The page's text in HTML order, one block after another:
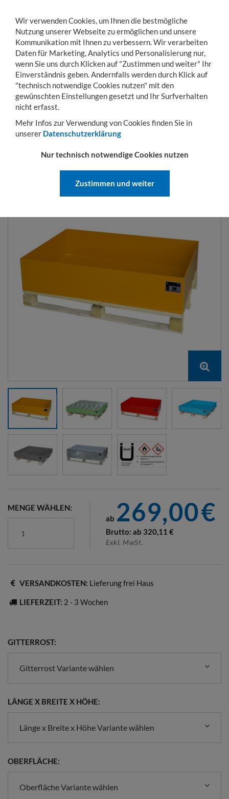
Toggle
navigation
MENÜ KONTO WARENKORB
Sie sind hier: Umwelt Auffangwannen für Gefahrgut
AUFFANGWANNEN OHNE
MENGE WÄHLEN:
ab 269,00€
Brutto: ab 320,11 €
Exkl. MwSt.
VERSANDKOSTEN: Lieferung frei Haus
LIEFERZEIT: 2 - 3 Wochen
GITTERROST:
Gitterrost Variante wählen
LÄNGE X BREITE X HÖHE:
Länge x Breite x Höhe Variante wählen
OBERFLÄCHE:
Oberfläche Variante wählen
Wir verwenden Cookies, um Ihnen die bestmögliche
Nutzung unserer Webseite zu ermöglichen und unsere
Kommunikation mit Ihnen zu verbessern. Wir verarbeiten
Daten für Marketing, Analytics und Personalisierung nur,
wenn Sie uns durch Klicken auf "Zustimmen und weiter" Ihr
Einverständnis geben. Andernfalls werden durch Klick auf
"technisch notwendige Cookies nutzen" mit den
gewünschten Einstellungen gesetzt und Ihr Surfverhalten
nicht erfasst.
Mehr Infos zur Verwendung von Cookies finden Sie in
unserer Datenschutzerklärung
Nur technisch notwendige Cookies nutzen
Zustimmen und weiter